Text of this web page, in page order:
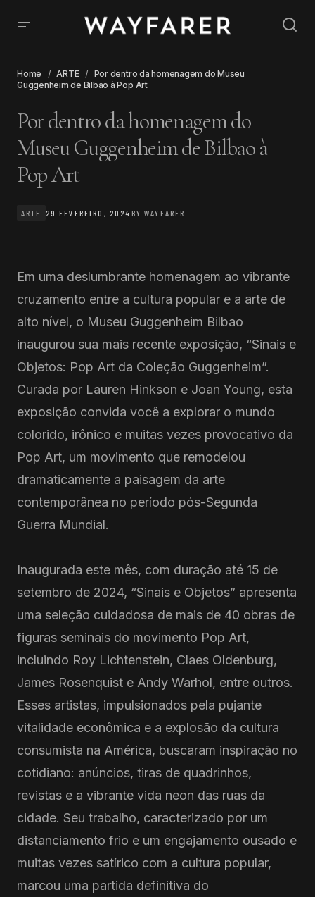
Home ARTE
Por dentro da homenagem do Museu
Guggenheim de Bilbao à Pop Art
Por dentro da homenagem do
Museu Guggenheim de Bilbao à
Pop Art
ARTE 29 FEVEREIRO, 2024 BY WAYFARER
Em uma deslumbrante homenagem ao vibrante
cruzamento entre a cultura popular e a arte de
alto nível, o Museu Guggenheim Bilbao
inaugurou sua mais recente exposição, “Sinais e
Objetos: Pop Art da Coleção Guggenheim”.
Curada por Lauren Hinkson e Joan Young, esta
exposição convida você a explorar o mundo
colorido, irônico e muitas vezes provocativo da
Pop Art, um movimento que remodelou
dramaticamente a paisagem da arte
contemporânea no período pós-Segunda
Guerra Mundial.
Inaugurada este mês, com duração até 15 de
setembro de 2024, “Sinais e Objetos” apresenta
uma seleção cuidadosa de mais de 40 obras de
figuras seminais do movimento Pop Art,
incluindo Roy Lichtenstein, Claes Oldenburg,
James Rosenquist e Andy Warhol, entre outros.
Esses artistas, impulsionados pela pujante
vitalidade econômica e a explosão da cultura
consumista na América, buscaram inspiração no
cotidiano: anúncios, tiras de quadrinhos,
revistas e a vibrante vida neon das ruas da
cidade. Seu trabalho, caracterizado por um
distanciamento frio e um engajamento ousado e
muitas vezes satírico com a cultura popular,
marcou uma partida definitiva do